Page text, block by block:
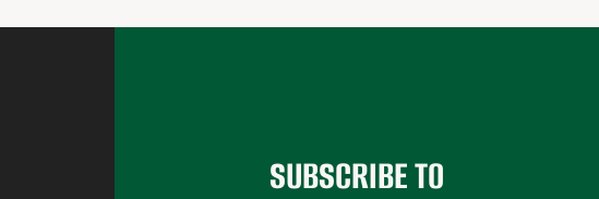
SUBSCRIBE TO